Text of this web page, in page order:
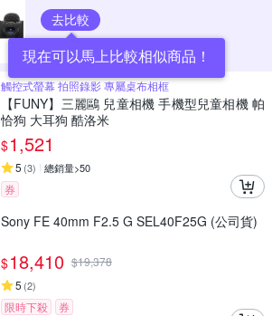
去比較
現在可以馬上比較相似商品！
觸控式螢幕 拍照錄影 專屬桌布相框
【FUNY】三麗鷗 兒童相機 手機型兒童相機 帕
恰狗 大耳狗 酷洛米
$1,521
5 (3) 總銷量>50
券
Sony FE 40mm F2.5 G SEL40F25G (公司貨)
$18,410 $19,378
5 (2)
限時下殺 券